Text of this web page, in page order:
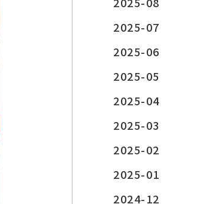
2025-07
2025-06
2025-05
2025-04
2025-03
2025-02
2025-01
2024-12